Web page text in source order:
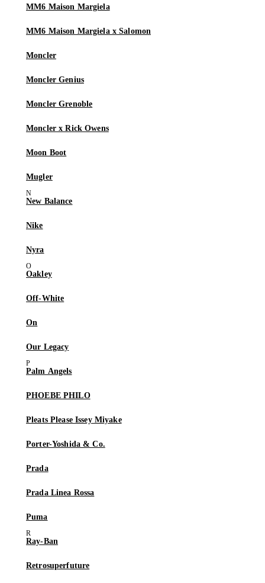
MM6 Maison Margiela
MM6 Maison Margiela x Salomon
Moncler
Moncler Genius
Moncler Grenoble
Moncler x Rick Owens
Moon Boot
Mugler
New Balance
Nike
Nyra
Oakley
Off-White
On
Our Legacy
Palm Angels
PHOEBE PHILO
Pleats Please Issey Miyake
Porter-Yoshida & Co.
Prada
Prada Linea Rossa
Puma
Ray-Ban
Retrosuperfuture